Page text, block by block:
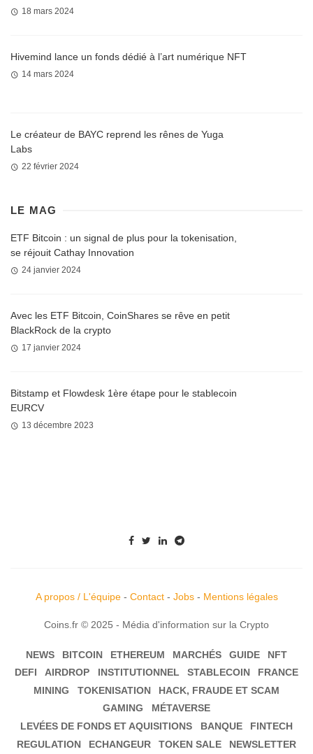
18 mars 2024
Hivemind lance un fonds dédié à l’art numérique NFT
14 mars 2024
Le créateur de BAYC reprend les rênes de Yuga
Labs
22 février 2024
LE MAG
ETF Bitcoin : un signal de plus pour la tokenisation,
se réjouit Cathay Innovation
24 janvier 2024
Avec les ETF Bitcoin, CoinShares se rêve en petit
BlackRock de la crypto
17 janvier 2024
Bitstamp et Flowdesk 1ère étape pour le stablecoin
EURCV
13 décembre 2023
A propos / L'équipe- Contact- Jobs- Mentions légales
Coins.fr © 2025 - Média d'information sur la Crypto
NEWS BITCOIN ETHEREUM MARCHÉS GUIDE
NFT
DEFI
AIRDROP INSTITUTIONNEL STABLECOIN
FRANCE
MINING
TOKENISATION
HACK, FRAUDE ET SCAM
GAMING
MÉTAVERSE
LEVÉES DE FONDS ET AQUISITIONS
BANQUE
FINTECH
REGULATION
ECHANGEUR TOKEN SALE NEWSLETTER